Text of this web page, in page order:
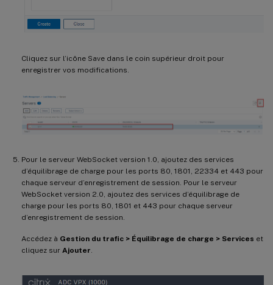
Cliquez sur l’icône Save dans le coin supérieur droit pour
enregistrer vos modifications.
Pour le serveur WebSocket version 1.0, ajoutez des services
d’équilibrage de charge pour les ports 80, 1801, 22334 et 443 pour
chaque serveur d’enregistrement de session. Pour le serveur
WebSocket version 2.0, ajoutez des services d’équilibrage de
charge pour les ports 80, 1801 et 443 pour chaque serveur
d’enregistrement de session.
Accédez à Gestion du trafic > Équilibrage de charge > Services et
cliquez sur Ajouter.